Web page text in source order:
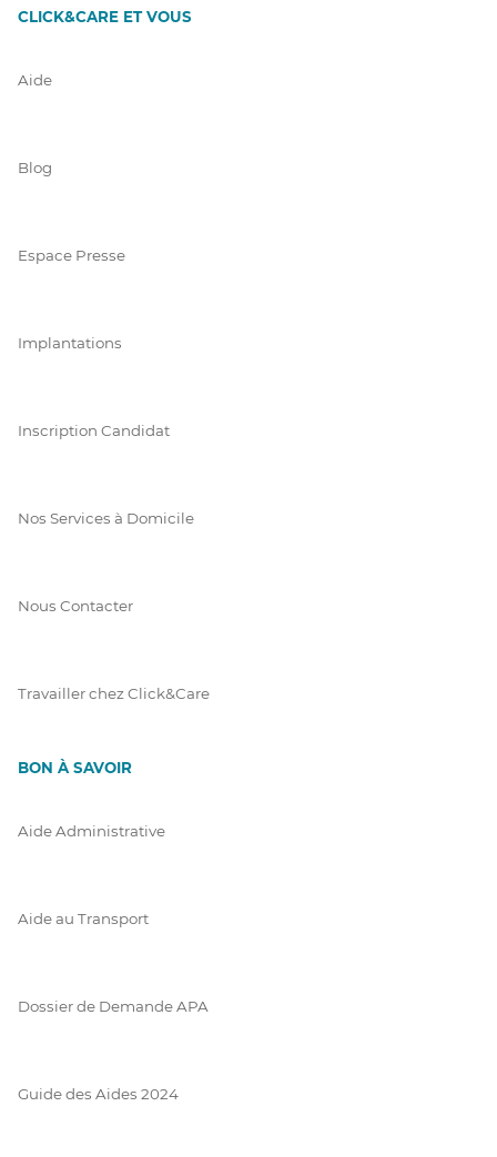
CLICK&CARE ET VOUS
Aide
Blog
Espace Presse
Implantations
Inscription Candidat
Nos Services à Domicile
Nous Contacter
Travailler chez Click&Care
BON À SAVOIR
Aide Administrative
Aide au Transport
Dossier de Demande APA
Guide des Aides 2024